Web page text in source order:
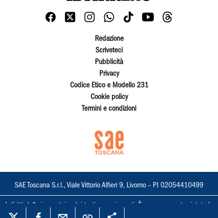
Redazione
Scriveteci
Pubblicità
Privacy
Codice Etico e Modello 231
Cookie policy
Termini e condizioni
SAE Toscana S.r.l., Viale Vittorio Alfieri 9, Livorno – PI 02054410499
I diritti delle immagini e dei testi sono riservati. È espressamente vietata la